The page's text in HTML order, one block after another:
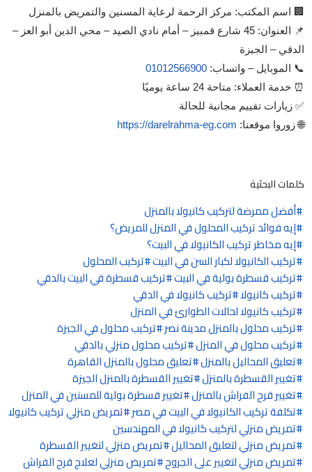
🏢 اسم المكتب: مركز الرحمة لرعاية المسنين والتمريض بالمنزل
📌 العنوان: 45 شارع قمبيز – أمام نادي الصيد – محي الدين أبو العز –
الدقي – الجيزة
📞 الموبايل – واتساب:01012566900
⏰ خدمة العملاء: متاحة 24 ساعة يوميًا
✅ زيارات تقييم مجانية للحالة
🌐 زوروا موقعنا: https://darelrahma-eg.com
كلمات البحثية
أفضل ممرضة لتركيب كانيولا بالمنزل
إيه فوائد تركيب المحلول في المنزل للمريض؟
إيه مخاطر تركيب الكانيولا في البيت؟
تركيب الكانيولا لكبار السن في البيت تركيب المحلول
تركيب قسطرة بولية في البيت تركيب قسطرة في البيت بالدقي
تركيب كانيولا تركيب كانيولا في الدقي
تركيب كانيولا لحالات الطوارئ في المنزل
تركيب محلول بالمنزل مدينة نصر تركيب محلول في الجيزة
تركيب محلول في المنزل تركيب محلول منزلي بالدقي
تعليق المحاليل بالمنزل تعليق محلول بالمنزل القاهرة
تغيير القسطرة بالمنزل تغيير القسطرة بالمنزل الجيزة
تغيير قرح الفراش بالمنزل تغيير قسطرة بولية للمسنين في المنزل
تكلفة تركيب الكانيولا في البيت في مصر تمريض منزلي تركيب كانيولا
تمريض منزلي لتركيب كانيولا في المهندسين
تمريض منزلي لتعليق المحاليل تمريض منزلي لتغيير القسطرة
تمريض منزلي لتغيير على الجروح تمريض منزلي لعلاج قرح الفراش